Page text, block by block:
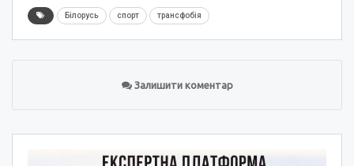
Білорусь спорт трансфобія
Залишити коментар